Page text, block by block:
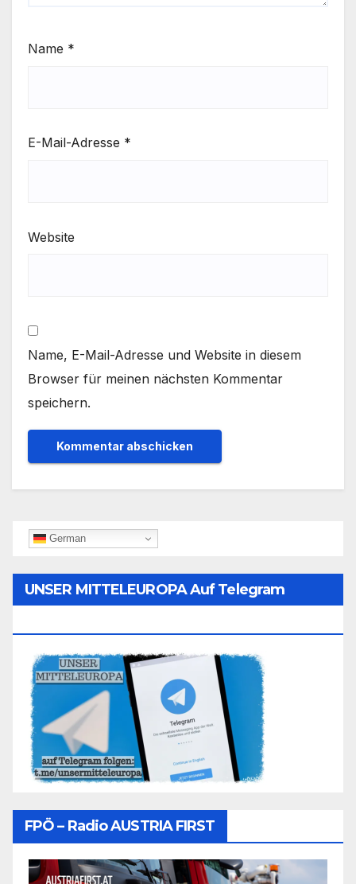
Name *
E-Mail-Adresse *
Website
Name, E-Mail-Adresse und Website in diesem
Browser für meinen nächsten Kommentar
speichern.
German
UNSER MITTELEUROPA Auf Telegram
FPÖ – Radio AUSTRIA FIRST